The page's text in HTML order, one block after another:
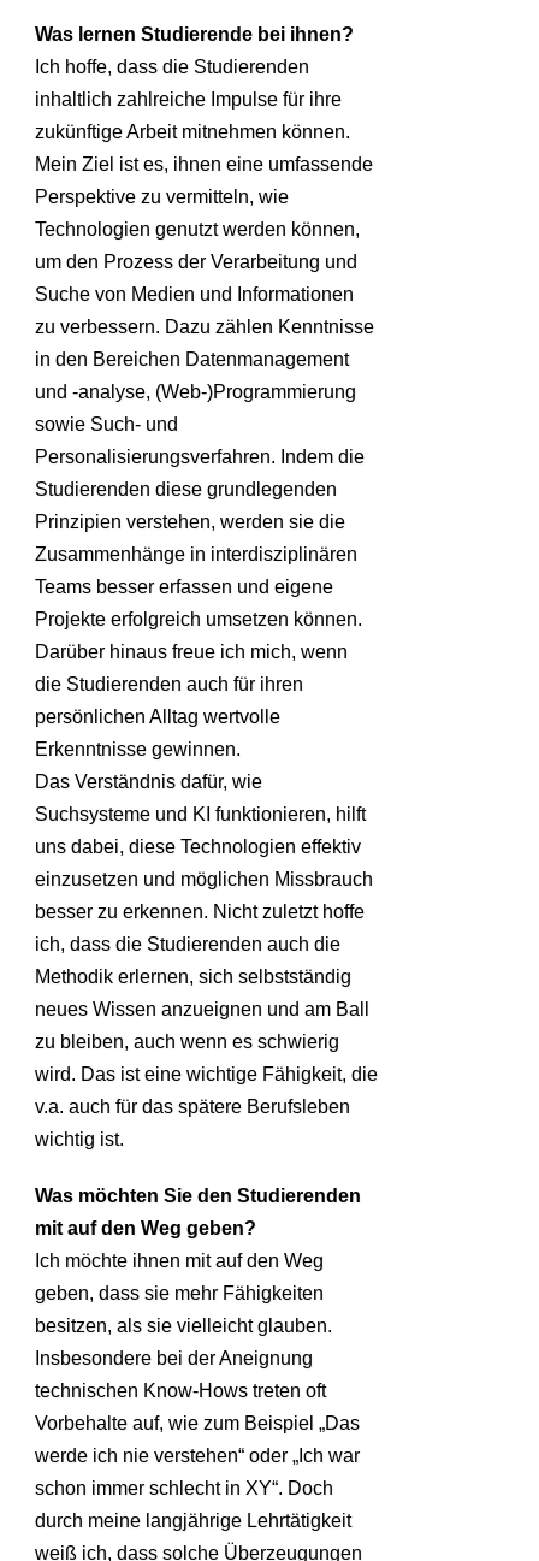
Was lernen Studierende bei ihnen?
Ich hoffe, dass die Studierenden
inhaltlich zahlreiche Impulse für ihre
zukünftige Arbeit mitnehmen können.
Mein Ziel ist es, ihnen eine umfassende
Perspektive zu vermitteln, wie
Technologien genutzt werden können,
um den Prozess der Verarbeitung und
Suche von Medien und Informationen
zu verbessern. Dazu zählen Kenntnisse
in den Bereichen Datenmanagement
und -analyse, (Web-)Programmierung
sowie Such- und
Personalisierungsverfahren. Indem die
Studierenden diese grundlegenden
Prinzipien verstehen, werden sie die
Zusammenhänge in interdisziplinären
Teams besser erfassen und eigene
Projekte erfolgreich umsetzen können.
Darüber hinaus freue ich mich, wenn
die Studierenden auch für ihren
persönlichen Alltag wertvolle
Erkenntnisse gewinnen.
Das Verständnis dafür, wie
Suchsysteme und KI funktionieren, hilft
uns dabei, diese Technologien effektiv
einzusetzen und möglichen Missbrauch
besser zu erkennen. Nicht zuletzt hoffe
ich, dass die Studierenden auch die
Methodik erlernen, sich selbstständig
neues Wissen anzueignen und am Ball
zu bleiben, auch wenn es schwierig
wird. Das ist eine wichtige Fähigkeit, die
v.a. auch für das spätere Berufsleben
wichtig ist.
Was möchten Sie den Studierenden
mit auf den Weg geben?
Ich möchte ihnen mit auf den Weg
geben, dass sie mehr Fähigkeiten
besitzen, als sie vielleicht glauben.
Insbesondere bei der Aneignung
technischen Know-Hows treten oft
Vorbehalte auf, wie zum Beispiel „Das
werde ich nie verstehen“ oder „Ich war
schon immer schlecht in XY“. Doch
durch meine langjährige Lehrtätigkeit
weiß ich, dass solche Überzeugungen